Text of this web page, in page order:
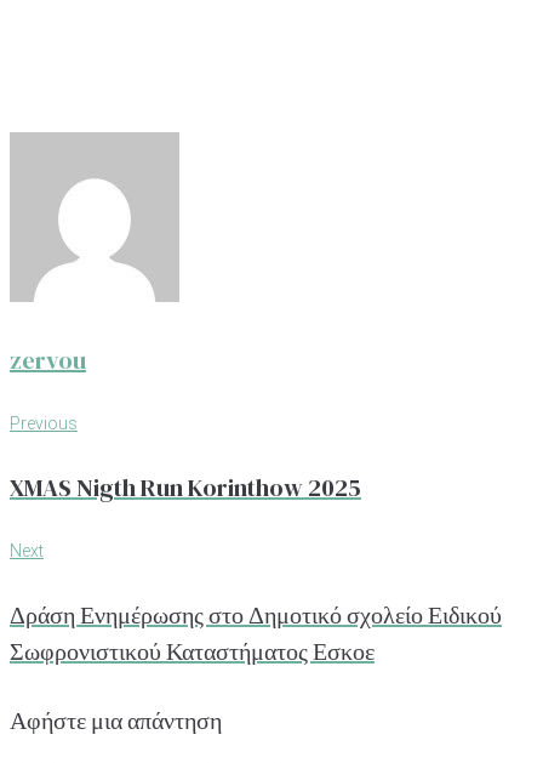
zervou
Πλοήγηση
άρθρων
Previous
Previous
XMAS Nigth Run Korinthow 2025
Next
Next
Δράση Ενημέρωσης στο Δημοτικό σχολείο Ειδικού
Σωφρονιστικού Καταστήματος Εσκοε
Αφήστε μια απάντηση